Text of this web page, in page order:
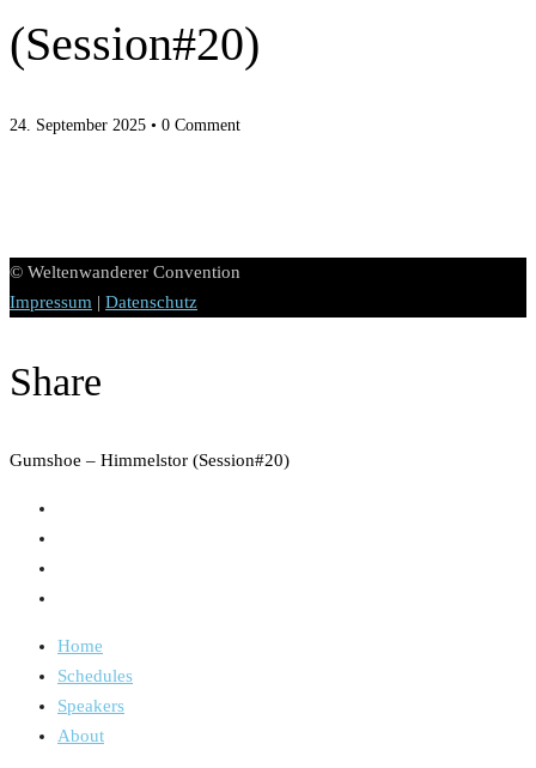
(Session#20)
24. September 2025 • 0 Comment
© Weltenwanderer Convention
Impressum | Datenschutz
Share
Gumshoe – Himmelstor (Session#20)
Home
Schedules
Speakers
About